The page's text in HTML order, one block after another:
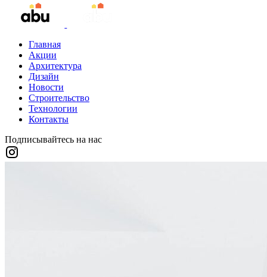
Главная
Акции
Архитектура
Дизайн
Новости
Строительство
Технологии
Контакты
Подписывайтесь на нас